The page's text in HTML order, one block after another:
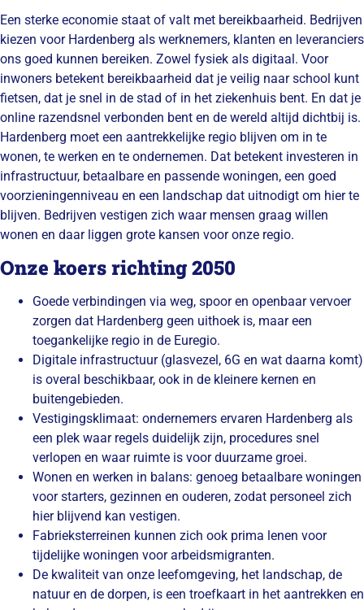
Een sterke economie staat of valt met bereikbaarheid. Bedrijven
kiezen voor Hardenberg als werknemers, klanten en leveranciers
ons goed kunnen bereiken. Zowel fysiek als digitaal. Voor
inwoners betekent bereikbaarheid dat je veilig naar school kunt
fietsen, dat je snel in de stad of in het ziekenhuis bent. En dat je
online razendsnel verbonden bent en de wereld altijd dichtbij is.
Hardenberg moet een aantrekkelijke regio blijven om in te
wonen, te werken en te ondernemen. Dat betekent investeren in
infrastructuur, betaalbare en passende woningen, een goed
voorzieningenniveau en een landschap dat uitnodigt om hier te
blijven. Bedrijven vestigen zich waar mensen graag willen
wonen en daar liggen grote kansen voor onze regio.
Onze koers richting 2050
Goede verbindingen via weg, spoor en openbaar vervoer
zorgen dat Hardenberg geen uithoek is, maar een
toegankelijke regio in de Euregio.
Digitale infrastructuur (glasvezel, 6G en wat daarna komt)
is overal beschikbaar, ook in de kleinere kernen en
buitengebieden.
Vestigingsklimaat: ondernemers ervaren Hardenberg als
een plek waar regels duidelijk zijn, procedures snel
verlopen en waar ruimte is voor duurzame groei.
Wonen en werken in balans: genoeg betaalbare woningen
voor starters, gezinnen en ouderen, zodat personeel zich
hier blijvend kan vestigen.
Fabrieksterreinen kunnen zich ook prima lenen voor
tijdelijke woningen voor arbeidsmigranten.
De kwaliteit van onze leefomgeving, het landschap, de
natuur en de dorpen, is een troefkaart in het aantrekken en